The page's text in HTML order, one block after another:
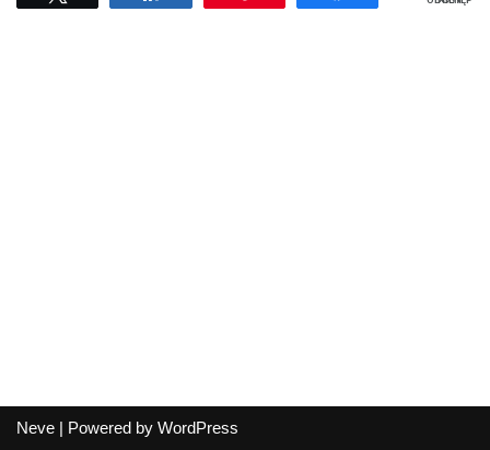
Neve | Powered by WordPress